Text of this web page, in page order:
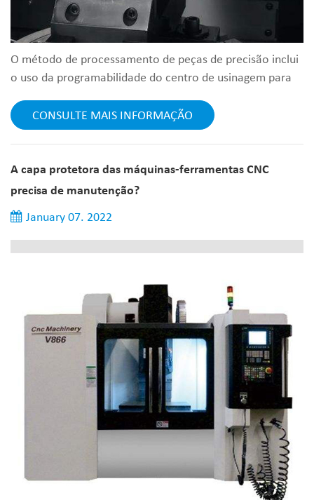
O método de processamento de peças de precisão inclui
o uso da programabilidade do centro de usinagem para
controle numérico e otimizar os parâmetros de corte
utilizando as características humanizadas do centro de
usinagem. Seleção razoável da geometria da ferramenta
e o uso de brocas e fresas comuns de aço de alta
velocidade para processar furos de...
CONSULTE MAIS INFORMAÇÃO
A capa protetora das máquinas-ferramentas CNC
precisa de manutenção?
January 07. 2022